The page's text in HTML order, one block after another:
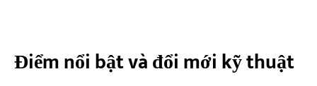
Điểm nổi bật và đổi mới kỹ thuật